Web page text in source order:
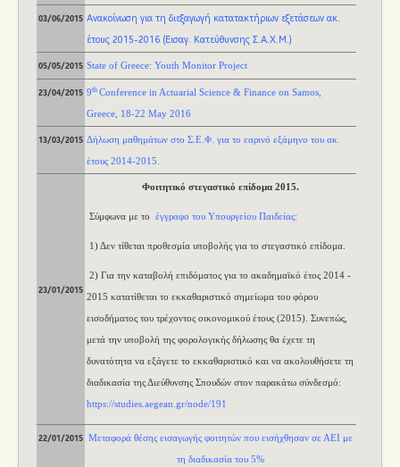
03/06/2015 Ανακοίνωση για τη διεξαγωγή κατατακτήριων εξετάσεων ακ.
έτους 2015-2016 (Εισαγ. Κατεύθυνσης Σ.Α.Χ.Μ.)
05/05/2015 State of Greece: Youth Monitor Project
23/04/2015 9th Conference in Actuarial Science & Finance on Samos
Greece, 18-22 May 2016
13/03/2015 Δήλωση μαθημάτων στο Σ.Ε.Φ. για το εαρινό εξάμηνο του ακ.
έτους 2014-2015.
23/01/2015
Φοιτητικό στεγαστικό επίδομα 2015.
Σύμφωνα με το έγγραφο του Υπουργείου Παιδείας:
1) Δεν τίθεται προθεσμία υποβολής για το στεγαστικό επίδομα.
2) Για την καταβολή επιδόματος για το ακαδημαϊκό έτος 2014 -
2015 κατατίθεται το εκκαθαριστικό σημείωμα του φόρου
εισοδήματος του τρέχοντος οικονομικού έτους (2015). Συνεπώς,
μετά την υποβολή της φορολογικής δήλωσης θα έχετε τη
δυνατότητα να εξάγετε το εκκαθαριστικό και να ακολουθήσετε τη
διαδικασία της Διεύθυνσης Σπουδών στον παρακάτω σύνδεσμό:
https://studies.aegean.gr/node/191
22/01/2015 Μεταφορά θέσης εισαγωγής φοιτητών που εισήχθησαν σε ΑΕΙ με
τη διαδικασία του 5%